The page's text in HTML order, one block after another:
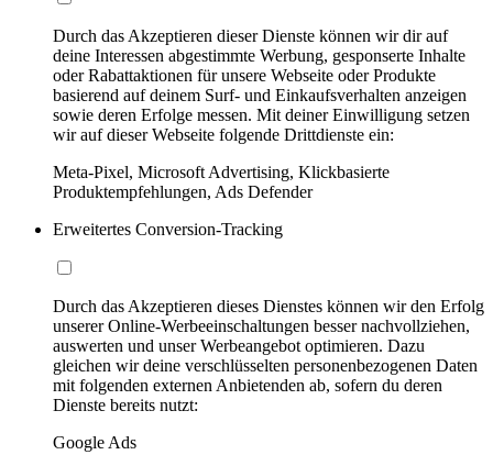
Durch das Akzeptieren dieser Dienste können wir dir auf
deine Interessen abgestimmte Werbung, gesponserte Inhalte
oder Rabattaktionen für unsere Webseite oder Produkte
basierend auf deinem Surf- und Einkaufsverhalten anzeigen
sowie deren Erfolge messen. Mit deiner Einwilligung setzen
wir auf dieser Webseite folgende Drittdienste ein:
Meta-Pixel, Microsoft Advertising, Klickbasierte
Produktempfehlungen, Ads Defender
Erweitertes Conversion-Tracking
Durch das Akzeptieren dieses Dienstes können wir den Erfolg
unserer Online-Werbeeinschaltungen besser nachvollziehen,
auswerten und unser Werbeangebot optimieren. Dazu
gleichen wir deine verschlüsselten personenbezogenen Daten
mit folgenden externen Anbietenden ab, sofern du deren
Dienste bereits nutzt:
Google Ads